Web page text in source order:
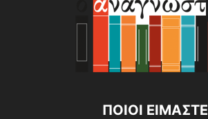
ΠΟΙΟΙ ΕΙΜΑΣΤΕ